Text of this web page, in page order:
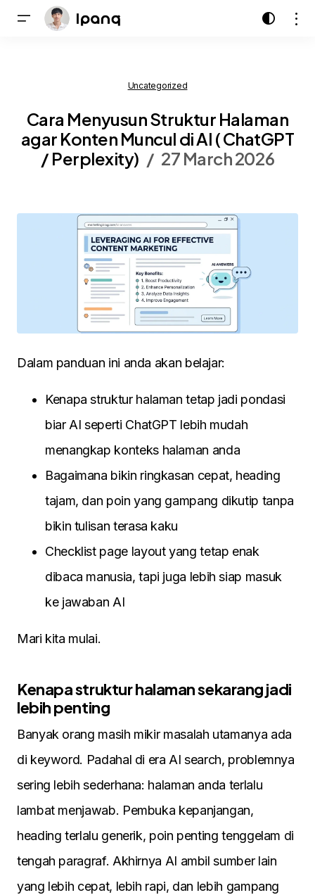
Uncategorized
Cara Menyusun Struktur Halaman
agar Konten Muncul di AI ( ChatGPT
/ Perplexity)
27 March 2026
Dalam panduan ini anda akan belajar:
Kenapa struktur halaman tetap jadi pondasi
biar AI seperti ChatGPT lebih mudah
menangkap konteks halaman anda
Bagaimana bikin ringkasan cepat, heading
tajam, dan poin yang gampang dikutip tanpa
bikin tulisan terasa kaku
Checklist page layout yang tetap enak
dibaca manusia, tapi juga lebih siap masuk
ke jawaban AI
Mari kita mulai.
Kenapa struktur halaman sekarang jadi
lebih penting
Banyak orang masih mikir masalah utamanya ada
di keyword. Padahal di era AI search, problemnya
sering lebih sederhana: halaman anda terlalu
lambat menjawab. Pembuka kepanjangan,
heading terlalu generik, poin penting tenggelam di
tengah paragraf. Akhirnya AI ambil sumber lain
yang lebih cepat, lebih rapi, dan lebih gampang